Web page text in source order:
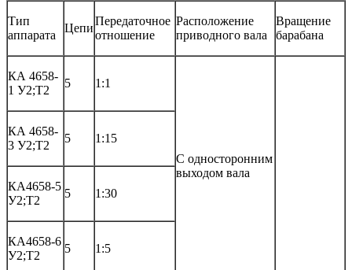
Тип
аппарата
Цепи
Передаточное
отношение
Расположение
приводного вала
Вращение
барабана
КА 4658-
1 У2;Т2
5 1:1
С односторонним
выходом вала
КА 4658-
3 У2;Т2
5 1:15
КА4658-5
У2;Т2
5 1:30
КА4658-6
У2;Т2
5 1:5